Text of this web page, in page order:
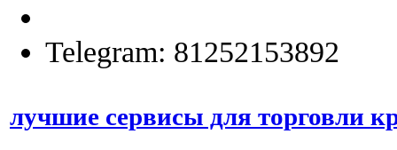
Telegram: 81252153892
лучшие сервисы для торговли